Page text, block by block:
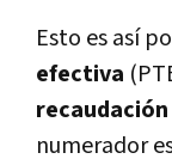
Esto es así
efectiva
numerador